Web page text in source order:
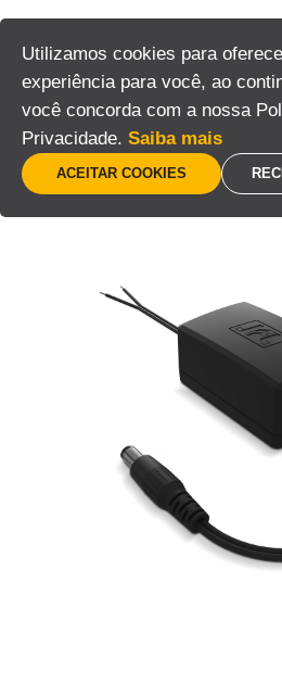
Utilizamos cookies para
experiência para você, ao
você concorda com a nossa
Privacidade. Saiba mais
ACEITAR COOKIES
conteúdo
Fontes de
Home / Energia / Fontes de